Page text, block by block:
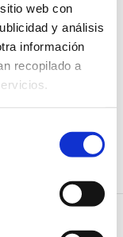
web con
y análisis
información
recopilado a
de las
que se
el proceso de
a este.
para